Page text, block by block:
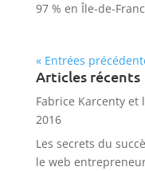
97 % en Île-de-
« Entrées
Articles récents
Fabrice Karcenty et
2016
Les secrets du
le web